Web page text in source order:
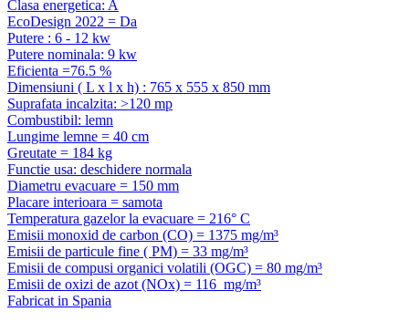
Clasa energetica: A
EcoDesign 2022 = Da
Putere : 6 - 12 kw
Putere nominala: 9 kw
Eficienta =76.5 %
Dimensiuni ( L x l x h) : 765 x 555 x 850 mm
Suprafata incalzita: >120 mp
Combustibil: lemn
Lungime lemne = 40 cm
Greutate = 184 kg
Functie usa: deschidere normala
Diametru evacuare = 150 mm
Placare interioara = samota
Temperatura gazelor la evacuare = 216° C
Emisii monoxid de carbon (CO) = 1375 mg/m³
Emisii de particule fine ( PM) = 33 mg/m³
Emisii de compusi organici volatili (OGC) = 80 mg/m³
Emisii de oxizi de azot (NOx) = 116 mg/m³
Fabricat in Spania